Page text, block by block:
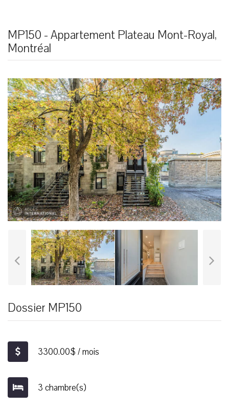
MP150 - Appartement Plateau Mont-Royal,
Montréal
Dossier MP150
3300.00$ / mois
3 chambre(s)